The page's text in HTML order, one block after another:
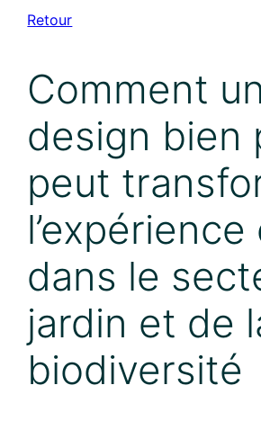
AllerRetour
Comment un
design bien
peut
dans le
jardin et de
biodiversité